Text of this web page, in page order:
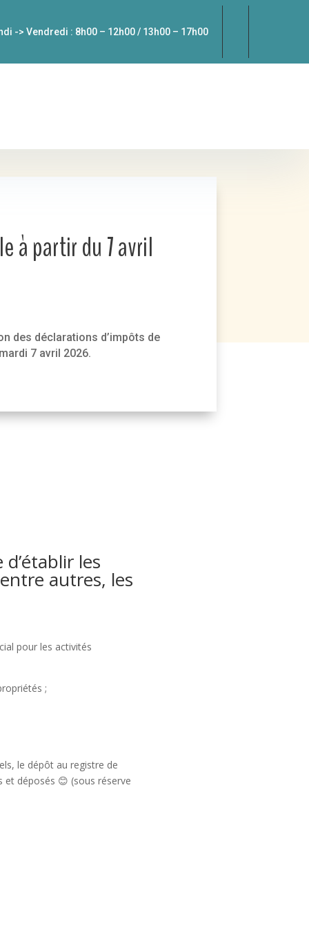
-> Vendredi : 8h00 – 12h00 / 13h00 – 17h00
à partir du 7 avril
des déclarations d’impôts de
7 avril 2026.
les
autres, les
pour les activités
;
le dépôt au registre de
et déposés 😊 (sous réserve